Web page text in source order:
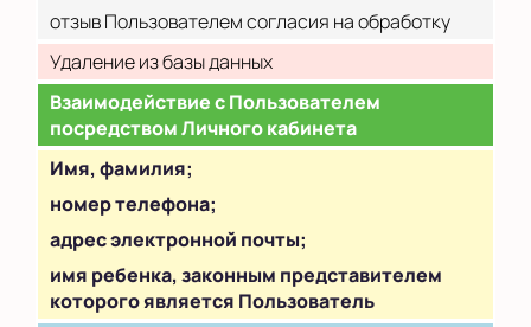
отзыв Пользователем согласия на обработку
Удаление из базы данных
Взаимодействие с Пользователем
посредством Личного кабинета
Имя, фамилия;
номер телефона;
адрес электронной почты;
имя ребенка, законным представителем
которого является Пользователь